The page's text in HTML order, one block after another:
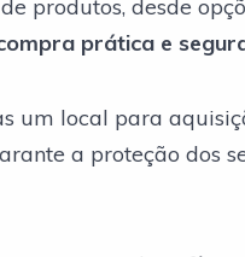
produtos, desde
prática e
um local para
a proteção dos